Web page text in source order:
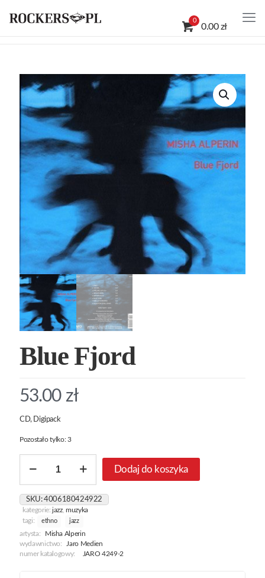
0
0.00 zł
Blue Fjord
53.00 zł
CD, Digipack
Pozostało tylko: 3
Blue
Dodaj do koszyka
SKU:4006180424922
kategorie: jazz,muzyka
tagi:
ethno jazz
artysta:
Misha Alperin
wydawnictwo:
Jaro Medien
numer katalogowy:
JARO 4249-2